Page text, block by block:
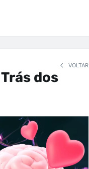
VOLTAR
dos